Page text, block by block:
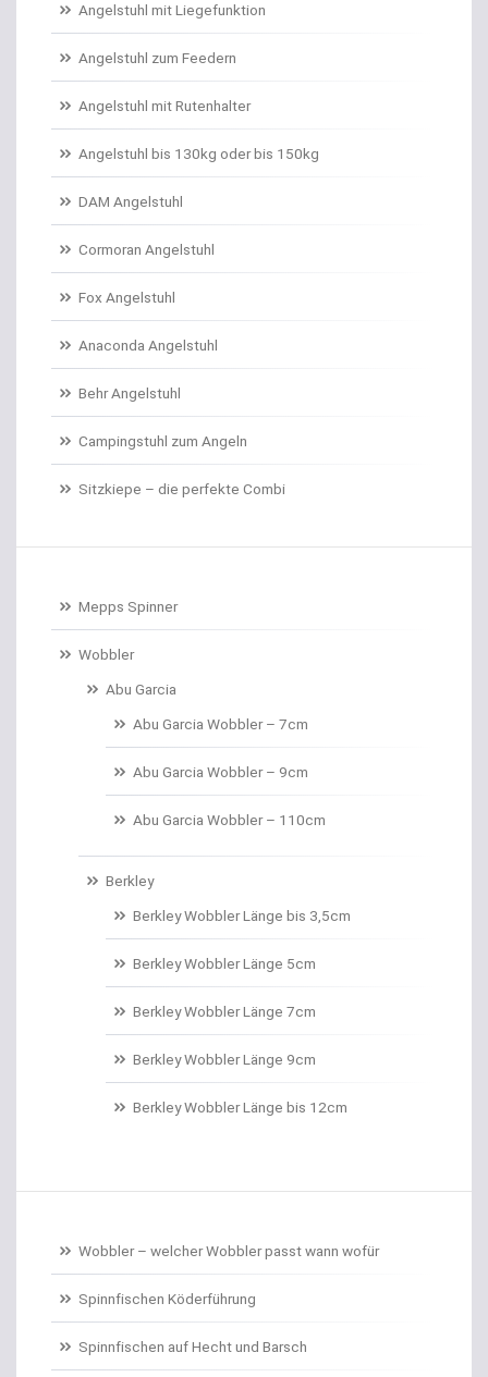
Angelschnur Waller
Angelschnur Zander/Barsch
Angelstühle
Angelstuhl Behr
Anti Tangle Booms
Assist Hooks
Auftriebskugeln
Auftriebssysteme für Köder
Baitcastrollen
Baitformer für Forellenteig
Banksticks/Erdspeere
Barrows & Trolleys
Barschhaken gebunden
Bauchtaschen
Bedchairs
Birnenbleie
Bissanzeiger
Bivytable
Bleisets
Angelstuhl mit Liegefunktion
Angelstuhl zum Feedern
Angelstuhl mit Rutenhalter
Angelstuhl bis 130kg oder bis 150kg
DAM Angelstuhl
Cormoran Angelstuhl
Fox Angelstuhl
Anaconda Angelstuhl
Behr Angelstuhl
Campingstuhl zum Angeln
Sitzkiepe – die perfekte Combi
Mepps Spinner
Wobbler
Abu Garcia
Abu Garcia Wobbler – 7cm
Abu Garcia Wobbler – 9cm
Abu Garcia Wobbler – 110cm
Berkley
Berkley Wobbler Länge bis 3,5cm
Berkley Wobbler Länge 5cm
Berkley Wobbler Länge 7cm
Berkley Wobbler Länge 9cm
Berkley Wobbler Länge bis 12cm
Wobbler – welcher Wobbler passt wann wofür
Spinnfischen Köderführung
Spinnfischen auf Hecht und Barsch